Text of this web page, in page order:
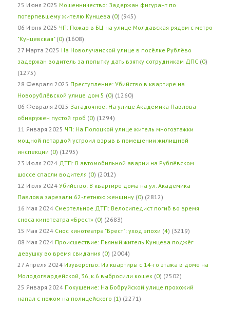
25 Июня 2025 Мошенничество: Задержан фигурант по
потерпевшему жителю Кунцева (0) (945)
06 Июня 2025 ЧП: Пожар в БЦ на улице Молдавская рядом с метро
"Кунцевская" (0) (1608)
27 Марта 2025 На Новолучанской улице в посёлке Рублёво
задержан водитель за попытку дать взятку сотрудникам ДПС (0)
(1275)
28 Февраля 2025 Преступление: Убийство в квартире на
Новорублёвской улице дом 5 (0) (1260)
06 Февраля 2025 Загадочное: На улице Академика Павлова
обнаружен пустой гроб (0) (1294)
11 Января 2025 ЧП: На Полоцкой улице житель многоэтажки
мощной петардой устроил взрыв в помещении жилищной
инспекции (0) (1295)
23 Июля 2024 ДТП: В автомобильной аварии на Рублёвском
шоссе спасли водителя (0) (2012)
12 Июля 2024 Убийство: В квартире дома на ул. Академика
Павлова зарезали 62-летнюю женщину (0) (2812)
16 Мая 2024 Смертельное ДТП: Велосипедист погиб во время
сноса кинотеатра «Брест» (0) (2683)
15 Мая 2024 Снос кинотеатра "Брест": уход эпохи (4) (3219)
08 Мая 2024 Происшествие: Пьяный житель Кунцева поджёг
девушку во время свидания (0) (2004)
27 Апреля 2024 Изуверство: Из квартиры с 14-го этажа в доме на
Молодогвардейской, 36, к.6 выбросили кошек (0) (2502)
25 Января 2024 Покушение: На Бобруйской улице прохожий
напал с ножом на полицейского (1 ) (2271)